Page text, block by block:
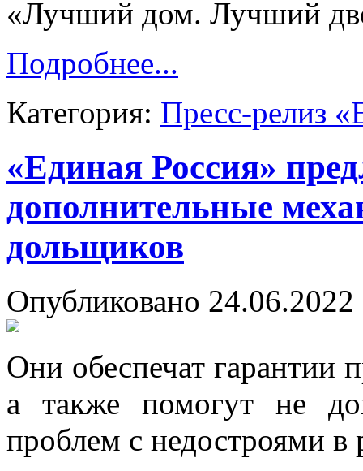
«Лучший дом. Лучший
Подробнее...
Категория: Пресс-релиз
«Единая Россия»
дополнительные
дольщиков
Опубликовано
Они обеспечат гарантии
а также помогут не
проблем с недостроями в